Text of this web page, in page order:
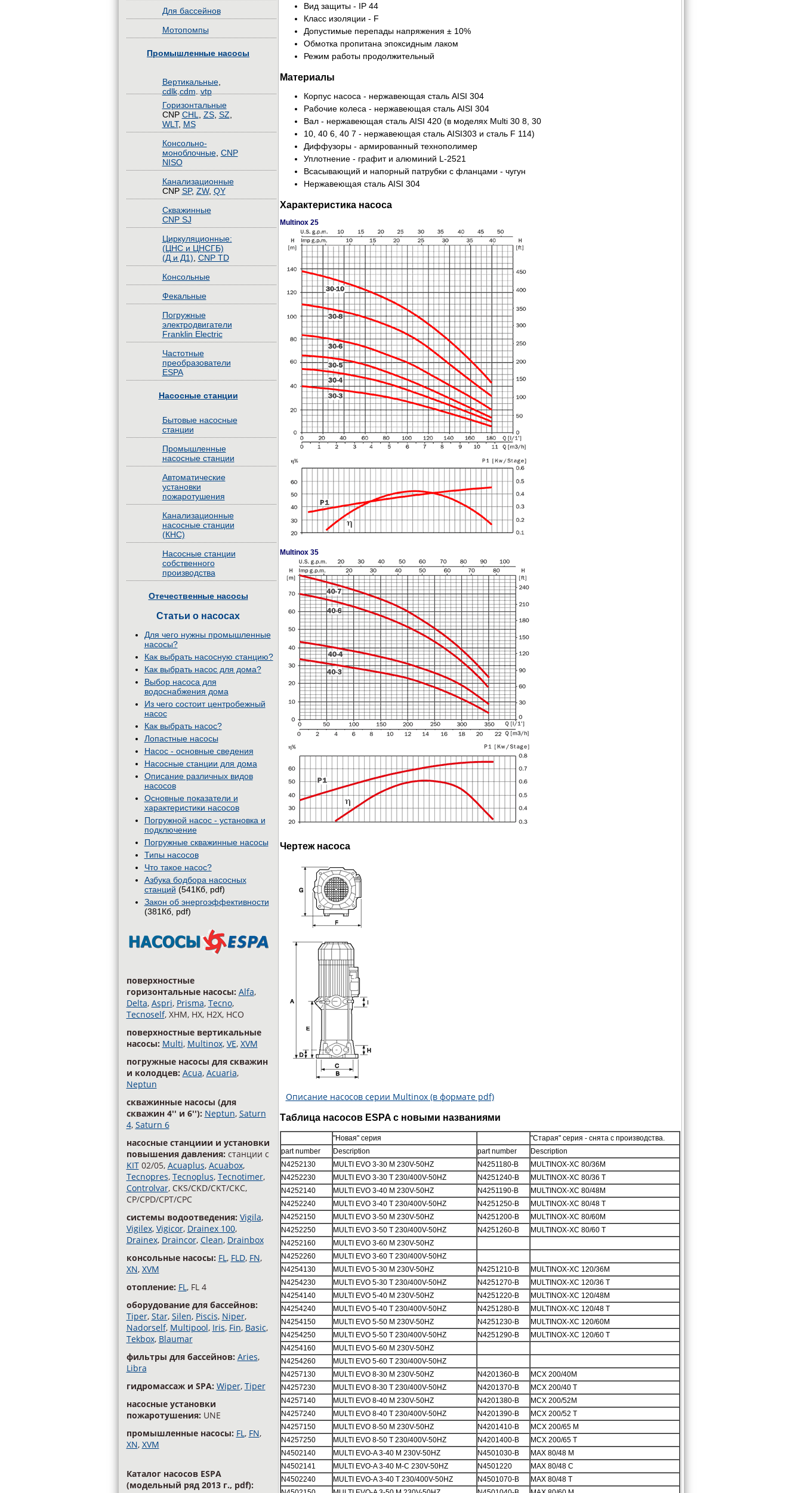
Для бассейнов
Мотопомпы
Промышленные насосы
Вертикальные,
cdlk. cdm vtp
Горизонтальные
CNP CHL ZS, SZ
WLT, MS
Консольно-
моноблочные, CNP
NISO
Канализационные
CNP SP, ZW, QY
Скважинные
CNP SJ
Циркуляционные:
(ЦНС и ЦНСГБ)
(Д и Д1) CNP TD
Консольные
Фекальные
Погружные
электродвигатели
Franklin Electric
Частотные
преобразователи
ESPA
Насосные станции
Бытовые насосные
станции
Промышленные
насосные станции
Автоматические
установки
пожаротушения
Канализационные
насосные станции
(КНС)
Насосные станции
собственного
производства
Отечественные насосы
Статьи о насосах
Для чего нужны промышленные
насосы?
Как выбрать насосную станцию?
Как выбрать насос для дома?
Выбор насоса для
водоснабжения дома
Из чего состоит центробежный
насос
Как выбрать насос?
Лопастные насосы
Насос - основные сведения
Насосные станции для дома
Описание различных видов
насосов
Основные показатели и
характеристики насосов
Погружной насос - установка и
подключение
Погружные скважинные насосы
Типы насосов
Что такое насос?
Азбука бодбора насосных
станций (541Кб, pdf)
Закон об энергоэффективности
(381Кб, pdf)
поверхностные
горизонтальные насосы: Alfa,
Delta, Aspri, Prisma, Tecno,
Tecnoself, XHM, HX, H2X, HCO
поверхностные вертикальные
насосы: Multi, Multinox, VE, XVM
погружные насосы для скважин
и колодцев: Acua, Acuaria,
Neptun
скважинные насосы (для
скважин 4'' и 6''): Neptun, Saturn
4, Saturn 6
насосные станциии и установки
повышения давления: станции с
KIT02/05, Acuaplus, Acuabox,
Tecnopres, Tecnoplus, Tecnotimer,
Controlvar, CKS/CKD/CKT/CKC,
CP/CPD/CPT/CPC
cистемы водоотведения: Vigila,
Vigilex, Vigicor, Drainex 100,
Drainex, Draincor, Clean, Drainbox
консольные насосы: FL, FLD, FN,
XN, XVM
отопление: FL, FL 4
оборудование для бассейнов:
Tiper, Star, Silen, Piscis, Niper,
Nadorself, Multipool, Iris, Fin, Basic,
Tekbox, Blaumar
фильтры для бассейнов: Aries,
Libra
гидромассаж и SPA: Wiper, Tiper
насосные установки
пожаротушения: UNE
промышленные насосы: FL, FN,
XN, XVM
Каталог насосов ESPA
(модельный ряд 2013 г., pdf):
Вид защиты - IP 44
Класс изоляции - F
Допустимые перепады напряжения ± 10%
Обмотка пропитана эпоксидным лаком
Режим работы продолжительный
Материалы
Корпус насоса - нержавеющая сталь AISI 304
Рабочие колеса - нержавеющая сталь AISI 304
Вал - нержавеющая сталь AISI 420 (в моделях Multi 30 8, 30
10, 40 6, 40 7 - нержавеющая сталь AISI303 и сталь F 114)
Диффузоры - армированный технополимер
Уплотнение - графит и алюминий L-2521
Всасывающий и напорный патрубки с фланцами - чугун
Нержавеющая сталь AISI 304
Характеристика насоса
Multinox 25
Multinox 35
Чертеж насоса
Описание насосов серии Multinox (в формате pdf)
Таблица насосов ESPA с новыми названиями
"Новая" серия
"Старая" серия - снята с производства.
part number
Description part number
Description
N4252130
MULTI EVO 3-30 M 230V-50HZ N4251180-B
MULTINOX-XC 80/36M
N4252230
MULTI EVO 3-30 T 230/400V-50HZ N4251240-B
MULTINOX-XC 80/36 T
N4252140
MULTI EVO 3-40 M 230V-50HZ N4251190-B
MULTINOX-XC 80/48M
N4252240
MULTI EVO 3-40 T 230/400V-50HZ N4251250-B
MULTINOX-XC 80/48 T
N4252150
MULTI EVO 3-50 M 230V-50HZ N4251200-B
MULTINOX-XC 80/60M
N4252250
MULTI EVO 3-50 T 230/400V-50HZ N4251260-B
MULTINOX-XC 80/60 T
N4252160
MULTI EVO 3-60 M 230V-50HZ
N4252260
MULTI EVO 3-60 T 230/400V-50HZ
N4254130
MULTI EVO 5-30 M 230V-50HZ N4251210-B
MULTINOX-XC 120/36M
N4254230
MULTI EVO 5-30 T 230/400V-50HZ N4251270-B
MULTINOX-XC 120/36 T
N4254140
MULTI EVO 5-40 M 230V-50HZ N4251220-B
MULTINOX-XC 120/48M
N4254240
MULTI EVO 5-40 T 230/400V-50HZ N4251280-B
MULTINOX-XC 120/48 T
N4254150
MULTI EVO 5-50 M 230V-50HZ N4251230-B
MULTINOX-XC 120/60M
N4254250
MULTI EVO 5-50 T 230/400V-50HZ N4251290-B
MULTINOX-XC 120/60 T
N4254160
MULTI EVO 5-60 M 230V-50HZ
N4254260
MULTI EVO 5-60 T 230/400V-50HZ
N4257130
MULTI EVO 8-30 M 230V-50HZ N4201360-B
MCX 200/40M
N4257230
MULTI EVO 8-30 T 230/400V-50HZ N4201370-B
MCX 200/40 T
N4257140
MULTI EVO 8-40 M 230V-50HZ N4201380-B
MCX 200/52M
N4257240
MULTI EVO 8-40 T 230/400V-50HZ N4201390-B
MCX 200/52 T
N4257150
MULTI EVO 8-50 M 230V-50HZ N4201410-B
MCX 200/65 M
N4257250
MULTI EVO 8-50 T 230/400V-50HZ N4201400-B
MCX 200/65 T
N4502140
MULTI EVO-A 3-40 M 230V-50HZ N4501030-B
MAX 80/48 M
N4502141
MULTI EVO-A 3-40 M-C 230V-50HZ N4501220
MAX 80/48 C
N4502240
MULTI EVO-A 3-40 T 230/400V-50HZ N4501070-B
MAX 80/48 T